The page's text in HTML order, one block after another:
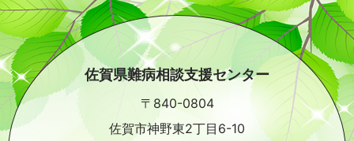
佐賀県難病相談支援センター
〒840-0804
佐賀市神野東2丁目6-10